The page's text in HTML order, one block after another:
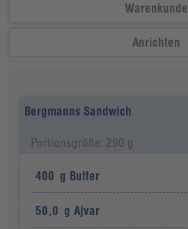
Warenkunde
Anrichten
Bergmanns Sandwich
Portionsgröße: 290 g
400 g Butter
50,0 g Ajvar